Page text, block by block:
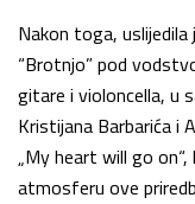
Nakon toga, uslijedila
“Brotnjo” pod
gitare i violoncella, u
Kristijana Barbarića i
„My heart will go
atmosferu ove